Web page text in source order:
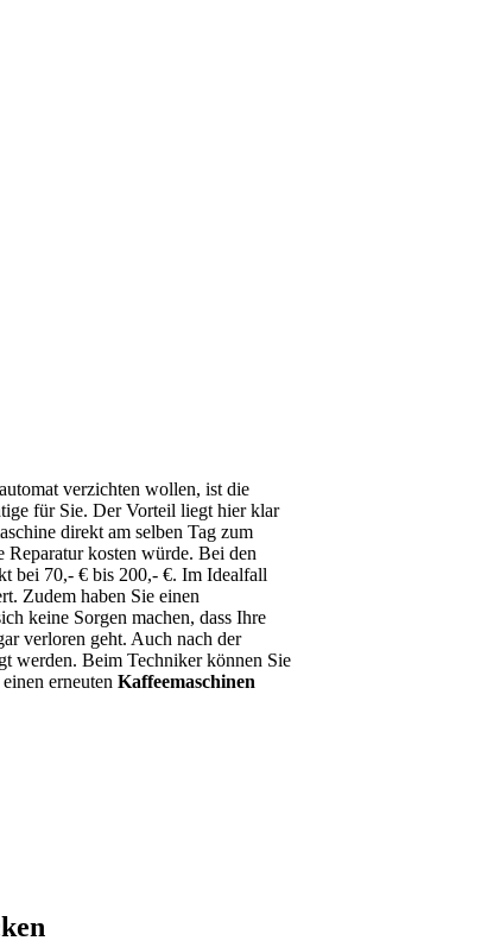
verzichten wollen, ist die
für Sie. Der Vorteil liegt hier klar
direkt am selben Tag zum
kosten würde. Bei den
bei 70,- € bis 200,- €. Im Idealfall
Zudem haben Sie einen
keine Sorgen machen, dass Ihre
verloren geht. Auch nach der
werden. Beim Techniker können Sie
erneuten Kaffeemaschinen